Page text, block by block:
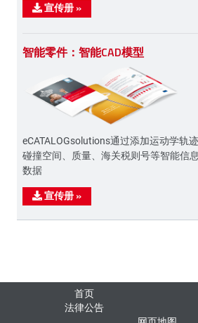
宣传册 »
智能零件：智能CAD模型
eCATALOGsolutions通过添加运动学轨
碰撞空间、质量、海关税则号等智能信
数据
宣传册 »
首页
法律公告